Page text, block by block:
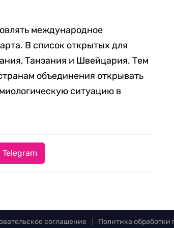
международное
В список открытых для
Танзания и Швейцария. Тем
объединения открывать
ситуацию в
соглашение Политика